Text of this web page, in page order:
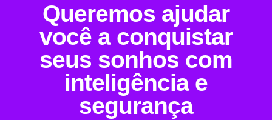
Queremos ajudar
você a conquistar
seus sonhos com
inteligência e
segurança